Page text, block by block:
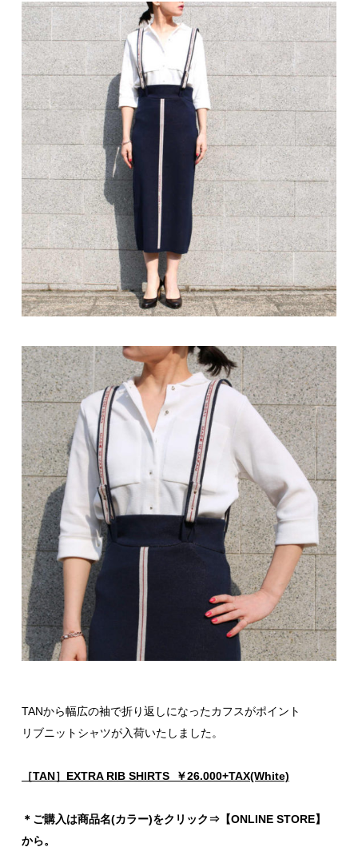
TANから幅広の袖で折り返しになったカフスがポイント
リブニットシャツが入荷いたしました。
［TAN］EXTRA RIB SHIRTS ￥26.000+TAX(White)
＊ご購入は商品名(カラー)をクリック⇒【ONLINE STORE】
から。